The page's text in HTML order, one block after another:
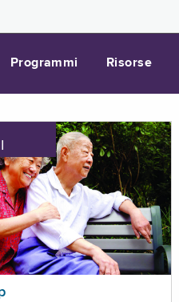
Programmi Risorse